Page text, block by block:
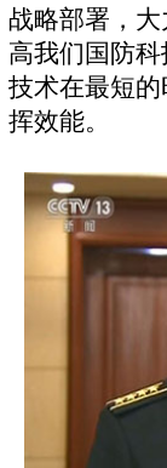
战略部署，
高我们国防
技术在最短
挥效能。